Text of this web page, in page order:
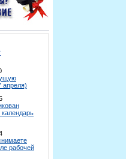
апреля)
рабочей